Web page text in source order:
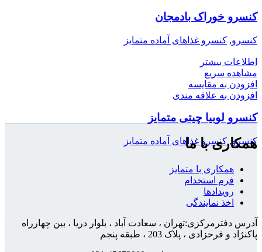
کنسرو خوراک بادمجان
کنسرو, کنسرو غذاهای آماده متمایز
اطلاعات بیشتر
مشاهده سریع
افزودن به مقایسه
افزودن به علاقه مندی
کنسرو لوبیا چیتی متمایز
کنسرو, کنسرو غذاهای آماده متمایز
همکاری با ما
همکاری با متمایز
فرم استخدام
رویدادها
اخذ نمایندگی
آدرس دفترمرکزی:تهران ، سعادت آباد ، بلوار دریا ، بین چهارراه
پاکنژاد و فرحزادی ، پلاک 203 ، طبقه پنجم